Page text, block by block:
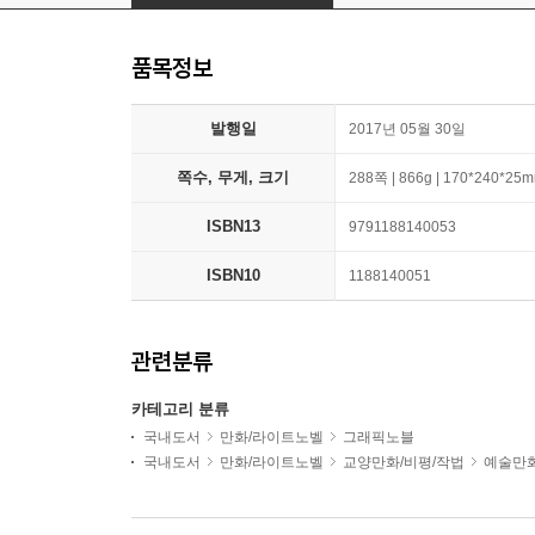
품목정보
발행일 2017년 05월 30일
쪽수, 무게, 크기 288쪽 | 866g |
ISBN13 9791188140053
ISBN10 1188140051
관련분류
카테고리 분류
국내도서 만화/라이트노벨
그래픽노블
국내도서
만화/라이트노벨 교양만화/비평/작법 예술만